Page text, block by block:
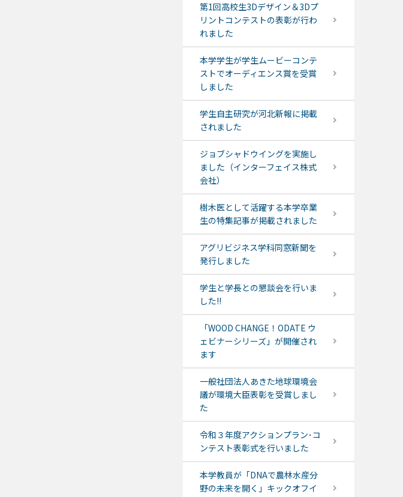
第1回高校生3Dデザイン＆3Dプ
リントコンテストの表彰が行わ
れました
本学学生が学生ムービーコンテ
ストでオーディエンス賞を受賞
しました
学生自主研究が河北新報に掲載
されました
ジョブシャドウイングを実施し
ました（インターフェイス株式
会社）
樹木医として活躍する本学卒業
生の特集記事が掲載されました
アグリビジネス学科同窓新聞を
発行しました
学生と学長との懇談会を行いま
した!!
「WOOD CHANGE！ODATE ウ
ェビナーシリーズ」が開催され
ます
一般社団法人あきた地球環境会
議が環境大臣表彰を受賞しまし
た
令和３年度アクションプラン･コ
ンテスト表彰式を行いました
本学教員が「DNAで農林水産分
野の未来を開く」キックオフイ